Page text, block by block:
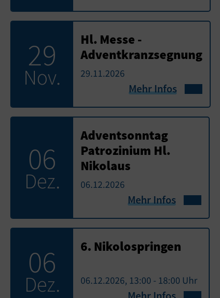
29
Nov.
Hl. Messe -
Adventkranzsegnung
29.11.2026
Mehr Infos
06
Dez.
Adventsonntag
Patrozinium Hl.
Nikolaus
06.12.2026
Mehr Infos
06
Dez.
6. Nikolospringen
06.12.2026, 13:00 - 18:00 Uhr